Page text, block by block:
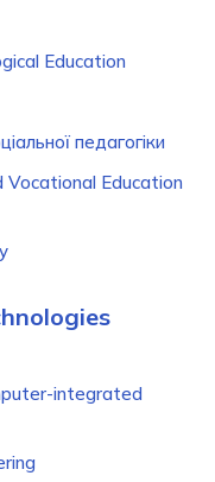
Education
педагогіки
Education
integrated